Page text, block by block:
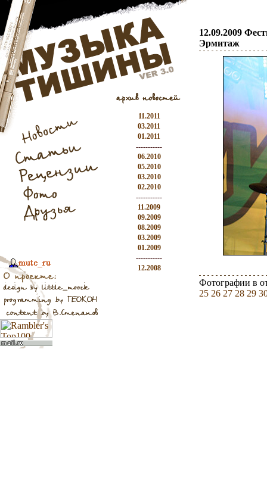
11.2011
03.2011
01.2011
-----------
06.2010
05.2010
03.2010
02.2010
-----------
11.2009
09.2009
08.2009
03.2009
01.2009
-----------
12.2008
12.09.2009
Эрмитаж
Фотографии в
25 26 27 28 29